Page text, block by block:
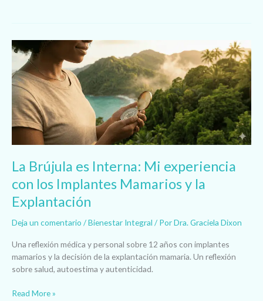
La Brújula es Interna: Mi experiencia
con los Implantes Mamarios y la
Explantación
Deja un comentario /Bienestar Integral / PorDra. Graciela Dixon
Una reflexión médica y personal sobre 12 años con implantes
mamarios y la decisión de la explantación mamaria. Un reflexión
sobre salud, autoestima y autenticidad.
La
Brújula
es
Interna:
Mi
experiencia
con
los
Implantes
y
la
Read More »